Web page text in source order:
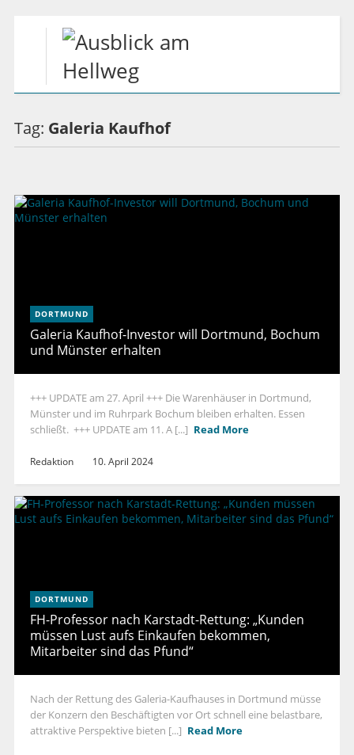
Tag: Galeria Kaufhof
DORTMUND
Galeria Kaufhof-Investor will Dortmund, Bochum
und Münster erhalten
+++ UPDATE am 27. April +++ Die Warenhäuser in Dortmund,
Münster und im Ruhrpark Bochum bleiben erhalten. Essen
schließt. +++ UPDATE am 11. A [...] Read More
Redaktion 10. April 2024
DORTMUND
FH-Professor nach Karstadt-Rettung: „Kunden
müssen Lust aufs Einkaufen bekommen,
Mitarbeiter sind das Pfund“
Nach der Rettung des Galeria-Kaufhauses in Dortmund müsse
der Konzern den Beschäftigten vor Ort schnell eine belastbare,
attraktive Perspektive bieten [...] Read More